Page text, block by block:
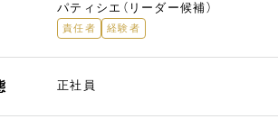
パティシエ（リーダー候補）
責任者 経験者
正社員